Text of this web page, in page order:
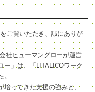
ご覧いただき、誠にありが
社ヒューマングローが運営
ー」は、「LITALICOワーク
。
培ってきた支援の強みと、